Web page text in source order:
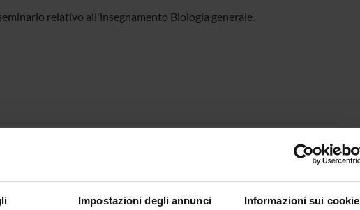
Impostazioni degli annunci Informazioni sui cookie
relativo all'insegnamento Biologia generale.